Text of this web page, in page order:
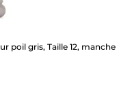
poil gris, Taille 12, manche